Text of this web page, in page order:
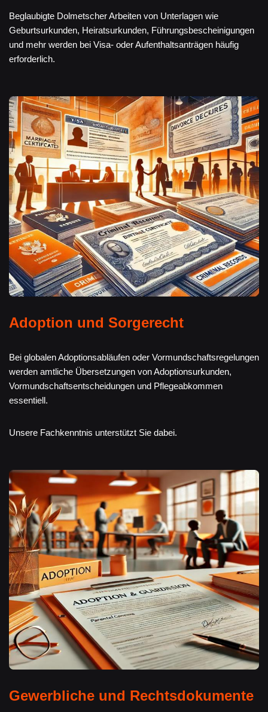
Beglaubigte Dolmetscher Arbeiten von Unterlagen wie
Geburtsurkunden, Heiratsurkunden, Führungsbescheinigungen
und mehr werden bei Visa- oder Aufenthaltsanträgen häufig
erforderlich.
Adoption und Sorgerecht
Bei globalen Adoptionsabläufen oder Vormundschaftsregelungen
werden amtliche Übersetzungen von Adoptionsurkunden,
Vormundschaftsentscheidungen und Pflegeabkommen
essentiell.
Unsere Fachkenntnis unterstützt Sie dabei.
Gewerbliche und Rechtsdokumente